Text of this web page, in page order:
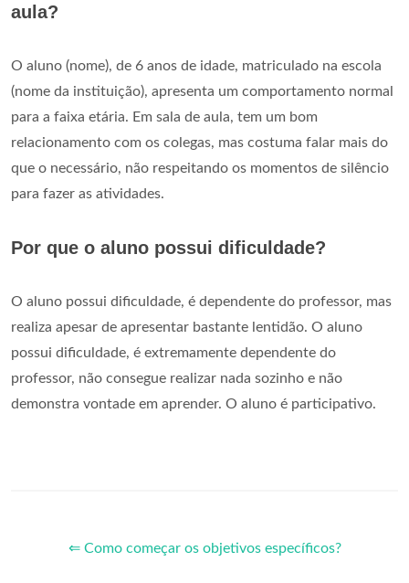
aula?
O aluno (nome), de 6 anos de idade, matriculado na escola
(nome da instituição), apresenta um comportamento normal
para a faixa etária. Em sala de aula, tem um bom
relacionamento com os colegas, mas costuma falar mais do
que o necessário, não respeitando os momentos de silêncio
para fazer as atividades.
Por que o aluno possui dificuldade?
O aluno possui dificuldade, é dependente do professor, mas
realiza apesar de apresentar bastante lentidão. O aluno
possui dificuldade, é extremamente dependente do
professor, não consegue realizar nada sozinho e não
demonstra vontade em aprender. O aluno é participativo.
⇐ Como começar os objetivos específicos?